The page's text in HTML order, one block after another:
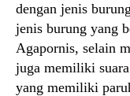
dengan jenis
jenis burung yang
Agapornis, selain
juga memiliki
yang memiliki